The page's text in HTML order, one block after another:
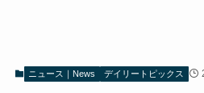
ニュース｜News デイリートピックス